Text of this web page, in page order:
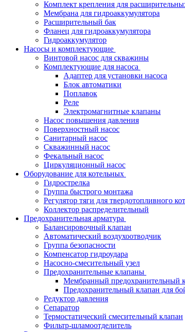
Комплект крепления для
Мембрана для гидроаккумулятора
Расширительный бак
Фланец для гидроаккумулятора
Гидроаккумулятор
Насосы и комплектующие
Винтовой насос для скважины
Комплектующие для насоса
Адаптер для установки насоса
Блок автоматики
Поплавок
Реле
Электромагнитные клапаны
Насос повышения давления
Поверхностный насос
Санитарный насос
Скважинный насос
Фекальный насос
Циркуляционный насос
Оборудование для котельных
Гидрострелка
Группа быстрого монтажа
Регулятор тяги для твердотопливного
Коллектор распределительный
Предохранительная арматура
Балансировочный клапан
Автоматический воздухоотводчик
Группа безопасности
Компенсатор гидроудара
Насосно-смесительный узел
Предохранительные клапаны
Мембранный предохранительный
Предохранительный клапан для
Редуктор давления
Сепаратор
Термостатический смесительный клапан
Фильтр-шламоотделитель